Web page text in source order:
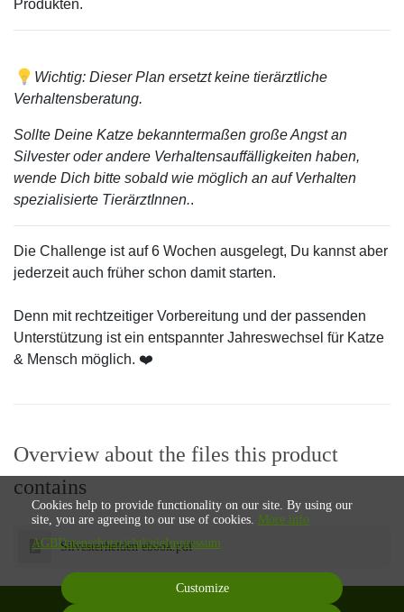
Produkten.
Wichtig: Dieser Plan ersetzt keine tierärztliche
Verhaltensberatung.
Sollte Deine Katze bekanntermaßen große Angst an
Silvester oder andere Verhaltensauffälligkeiten haben,
wende Dich bitte sobald wie möglich an auf Verhalten
spezialisierte TierärztInnen..
Die Challenge ist auf 6 Wochen ausgelegt, Du kannst aber
jederzeit auch früher schon damit starten.
Denn mit rechtzeitiger Vorbereitung und der passenden
Unterstützung ist ein entspannter Jahreswechsel für Katze
& Mensch möglich. ❤️
Overview about the files this product
contains
Silvesterhelden ebook.pdf
Cookies help to provide functionality on our site. By using our
site, you are agreeing to our use of cookies. More info
AGB DatenschutzrichtlinieImpressum
Customize